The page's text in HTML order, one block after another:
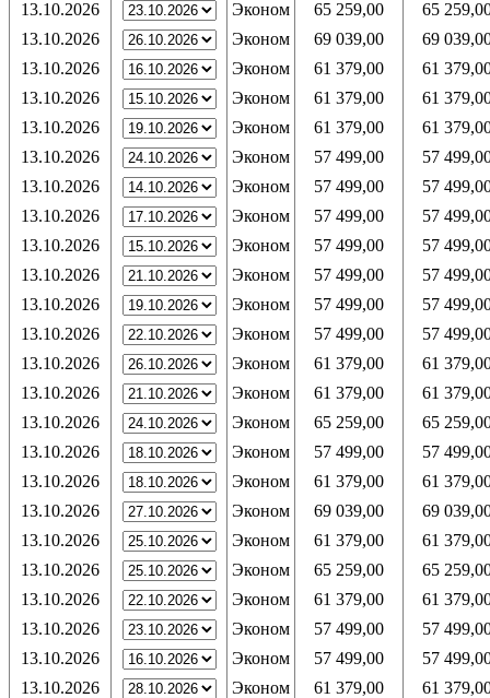
13.10.2026 Эконом 65 259,00
65
13.10.2026
Эконом 69 039,00
69
13.10.2026
Эконом 61 379,00
61
13.10.2026
Эконом 61 379,00
61
13.10.2026
Эконом 61 379,00
61
13.10.2026
Эконом 57 499,00
57
13.10.2026
Эконом 57 499,00
57
13.10.2026
Эконом 57 499,00
57
13.10.2026
Эконом 57 499,00
57
13.10.2026
Эконом 57 499,00
57
13.10.2026
Эконом 57 499,00
57
13.10.2026
Эконом 57 499,00
57
13.10.2026
Эконом 61 379,00
61
13.10.2026
Эконом 61 379,00
61
13.10.2026
Эконом 65 259,00
65
13.10.2026
Эконом 57 499,00
57
13.10.2026
Эконом 61 379,00
61
13.10.2026
Эконом 69 039,00
69
13.10.2026
Эконом 61 379,00
61
13.10.2026
Эконом 65 259,00
65
13.10.2026
Эконом 61 379,00
61
13.10.2026
Эконом 57 499,00
57
13.10.2026
Эконом 57 499,00
57
13.10.2026
Эконом 61 379,00
61